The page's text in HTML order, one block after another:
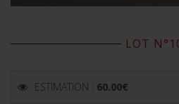
LOT
ESTIMATION : 60.00€